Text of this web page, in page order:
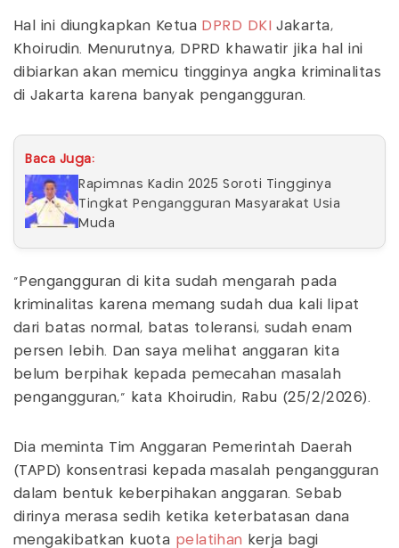
Hal ini diungkapkan Ketua DPRD DKI
Jakarta,
Khoirudin. Menurutnya, DPRD khawatir jika hal ini
dibiarkan akan memicu tingginya angka kriminalitas
di Jakarta karena banyak pengangguran.
Baca Juga:
Rapimnas Kadin 2025 Soroti Tingginya
Tingkat Pengangguran Masyarakat Usia
Muda
"Pengangguran di kita sudah mengarah pada
kriminalitas karena memang sudah dua kali lipat
dari batas normal, batas toleransi, sudah enam
persen lebih. Dan saya melihat anggaran kita
belum berpihak kepada pemecahan masalah
pengangguran," kata Khoirudin, Rabu (25/2/2026).
Dia meminta Tim Anggaran Pemerintah Daerah
(TAPD) konsentrasi kepada masalah pengangguran
dalam bentuk keberpihakan anggaran. Sebab
dirinya merasa sedih ketika keterbatasan dana
mengakibatkan kuota pelatihan
kerja bagi